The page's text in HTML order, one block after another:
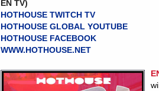
EN TV)
HOTHOUSE TWITCH TV
HOTHOUSE GLOBAL YOUTUBE
HOTHOUSE FACEBOOK
WWW.HOTHOUSE.NET